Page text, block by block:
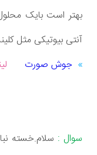
بهتر است بایک
آنتی بیوتیکی مثل
جوش صورت
سوال : سلام.خسته